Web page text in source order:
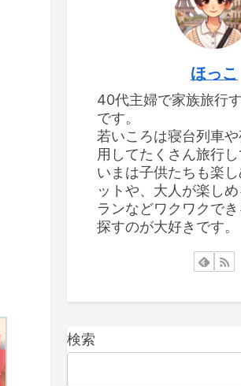
ほっこ
40代主婦で家族旅行
です。
若いころは寝台列車
用してたくさん旅行し
いまは子供たちも楽
ットや、大人が楽し
ランなどワクワクで
探すのが大好きです。
検索